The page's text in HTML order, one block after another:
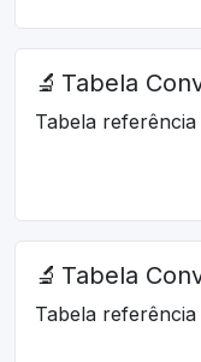
🔬 Tabela
Tabela referência
🔬 Tabela
Tabela referência